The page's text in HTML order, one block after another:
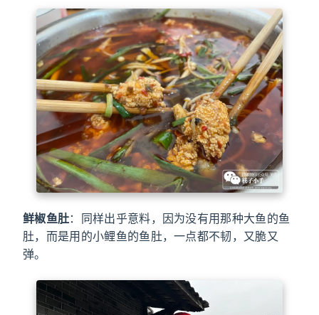
鲜椒鱼肚：同样出乎意料，因为没有用那种大鱼的鱼
肚，而是用的小鲤鱼的鱼肚，一点都不韧，又脆又
弹。